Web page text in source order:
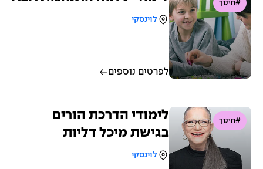
#חינוך
לוינסקי
לפרטים נוספים
#חינוך
לימודי הדרכת הורים
בגישת מיכל דליות
לוינסקי